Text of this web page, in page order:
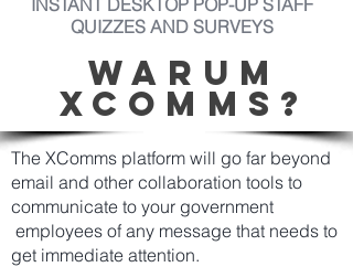
INSTANT DESKTOP POP-UP STAFF
QUIZZES AND SURVEYS
WARUM
XCOMMS?
The XComms platform will go far beyond
email and other collaboration tools to
communicate to your government
employees of any message that needs to
get immediate attention.